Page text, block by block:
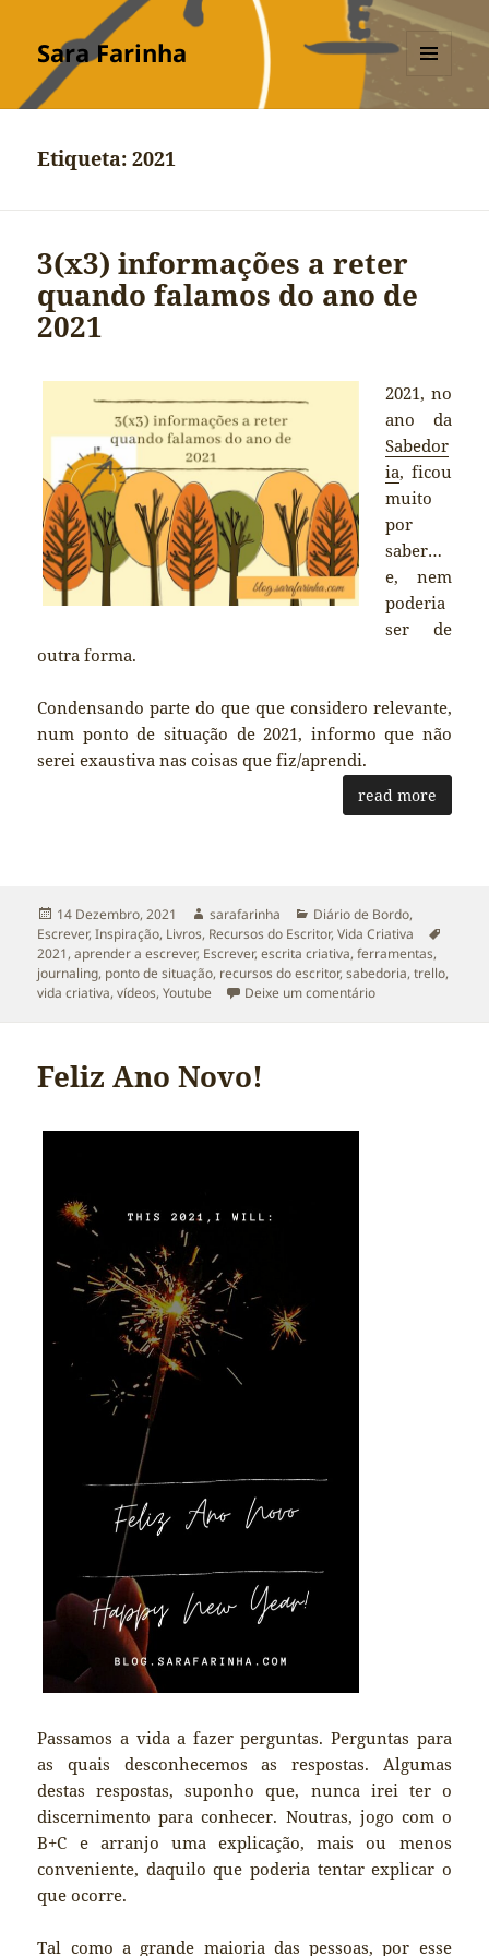
Sara Farinha
MENU
Etiqueta:2021
3(x3) informações a reter
quando falamos do ano de
2021
2021, no
ano da
Sabedor
ia, ficou
muito
por
saber…
e, nem
poderia
ser de
outra forma.
Condensando parte do que que considero relevante,
num ponto de situação de 2021, informo que não
serei exaustiva nas coisas que fiz/aprendi.
read more
Publicado
a
14 Dezembro, 2021 Autor
sarafarinha Categorias
Diário de Bordo,
Escrever,Inspiração, Livros, Recursos do Escritor,Vida Criativa
2021,aprender a escrever, Escrever,escrita criativa,ferramentas,
journaling, ponto de situação, recursos do escritor,sabedoria,trello,
vida criativa,vídeos,Youtube Deixe um comentáriosobre 3(x3)
Feliz Ano Novo!
Passamos a vida a fazer perguntas. Perguntas para
as quais desconhecemos as respostas. Algumas
destas respostas, suponho que, nunca irei ter o
discernimento para conhecer. Noutras, jogo com o
B+C e arranjo uma explicação, mais ou menos
conveniente, daquilo que poderia tentar explicar o
que ocorre.
Tal como a grande maioria das pessoas, por esse